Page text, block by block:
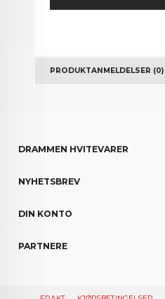
PRODUKTANMELDELSER (0)
DRAMMEN HVITEVARER
NYHETSBREV
DIN KONTO
PARTNERE